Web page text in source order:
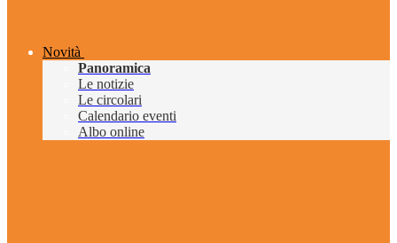
Novità
Panoramica
Le notizie
Le circolari
Calendario eventi
Albo online